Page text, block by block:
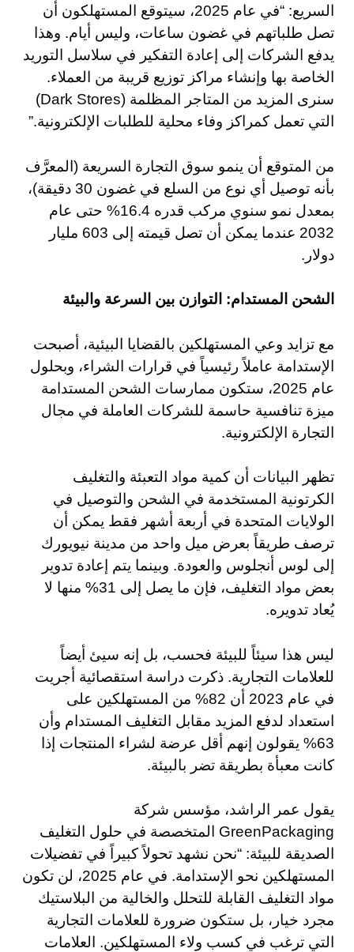
السريع: “في عام 2025، سيتوقع المستهلكون أن
تصل طلباتهم في غضون ساعات، وليس أيام. وهذا
يدفع الشركات إلى إعادة التفكير في سلاسل التوريد
الخاصة بها وإنشاء مراكز توزيع قريبة من العملاء.
سنرى المزيد من المتاجر المظلمة (Dark Stores)
التي تعمل كمراكز وفاء محلية للطلبات الإلكترونية.”
من المتوقع أن ينمو سوق التجارة السريعة (المعرَّف
بأنه توصيل أي نوع من السلع في غضون 30 دقيقة)،
بمعدل نمو سنوي مركب قدره 16.4% حتى عام
2032 عندما يمكن أن تصل قيمته إلى 603 مليار
دولار.
الشحن المستدام: التوازن بين السرعة والبيئة
مع تزايد وعي المستهلكين بالقضايا البيئية، أصبحت
الإستدامة عاملاً رئيسياً في قرارات الشراء، وبحلول
عام 2025، ستكون ممارسات الشحن المستدامة
ميزة تنافسية حاسمة للشركات العاملة في مجال
التجارة الإلكترونية.
تظهر البيانات أن كمية مواد التعبئة والتغليف
الكرتونية المستخدمة في الشحن والتوصيل في
الولايات المتحدة في أربعة أشهر فقط يمكن أن
ترصف طريقاً بعرض ميل واحد من مدينة نيويورك
إلى لوس أنجلوس والعودة. وبينما يتم إعادة تدوير
بعض مواد التغليف، فإن ما يصل إلى 31% منها لا
يُعاد تدويره.
ليس هذا سيئاً للبيئة فحسب، بل إنه سيئ أيضاً
للعلامات التجارية. ذكرت دراسة استقصائية أجريت
في عام 2023 أن 82% من المستهلكين على
استعداد لدفع المزيد مقابل التغليف المستدام وأن
63% يقولون إنهم أقل عرضة لشراء المنتجات إذا
كانت معبأة بطريقة تضر بالبيئة.
يقول عمر الراشد، مؤسس شركة
GreenPackaging المتخصصة في حلول التغليف
الصديقة للبيئة: “نحن نشهد تحولاً كبيراً في تفضيلات
المستهلكين نحو الإستدامة. في عام 2025، لن تكون
مواد التغليف القابلة للتحلل والخالية من البلاستيك
مجرد خيار، بل ستكون ضرورة للعلامات التجارية
التي ترغب في كسب ولاء المستهلكين. العلامات